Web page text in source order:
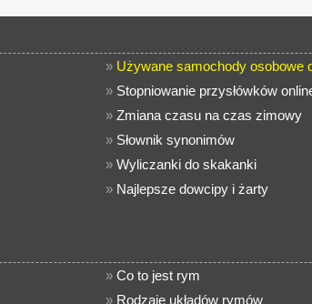
» Używane samochody osobowe
» Stopniowanie przysłówków
» Zmiana czasu na czas zimowy
» Słownik synonimów
» Wyliczanki do skakanki
» Najlepsze dowcipy i żarty
» Co to jest rym
» Rodzaje układów rymów